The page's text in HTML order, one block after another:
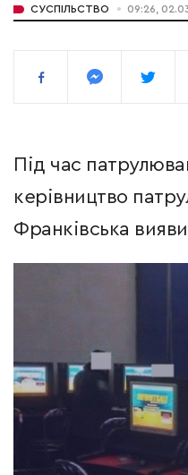
СУСПІЛЬСТВО 09:26,
Під час
керівництво
Франківська